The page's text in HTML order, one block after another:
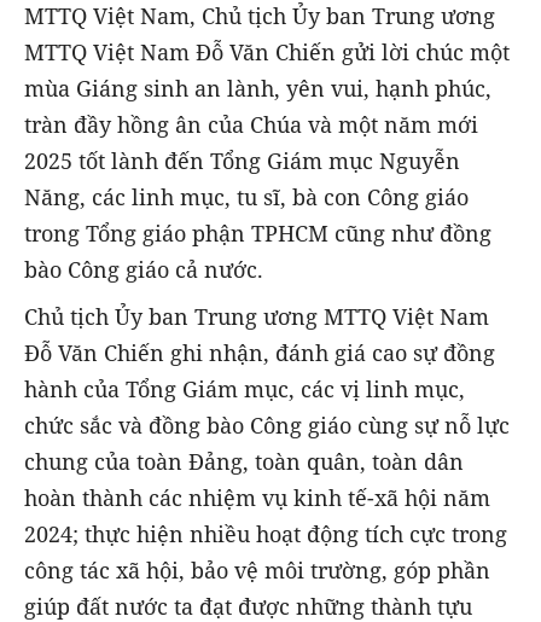
MTTQ Việt Nam, Chủ tịch Ủy ban Trung ương
MTTQ Việt Nam Đỗ Văn Chiến gửi lời chúc một
mùa Giáng sinh an lành, yên vui, hạnh phúc,
tràn đầy hồng ân của Chúa và một năm mới
2025 tốt lành đến Tổng Giám mục Nguyễn
Năng, các linh mục, tu sĩ, bà con Công giáo
trong Tổng giáo phận TPHCM cũng như đồng
bào Công giáo cả nước.
Chủ tịch Ủy ban Trung ương MTTQ Việt Nam
Đỗ Văn Chiến ghi nhận, đánh giá cao sự đồng
hành của Tổng Giám mục, các vị linh mục,
chức sắc và đồng bào Công giáo cùng sự nỗ lực
chung của toàn Đảng, toàn quân, toàn dân
hoàn thành các nhiệm vụ kinh tế-xã hội năm
2024; thực hiện nhiều hoạt động tích cực trong
công tác xã hội, bảo vệ môi trường, góp phần
giúp đất nước ta đạt được những thành tựu